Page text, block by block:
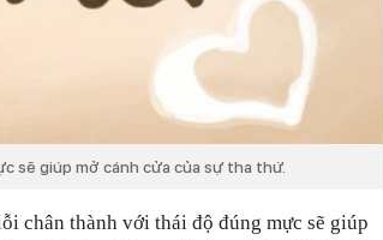
sẽ giúp mở cánh cửa của sự tha thứ.
chân thành với thái độ đúng mực sẽ giúp